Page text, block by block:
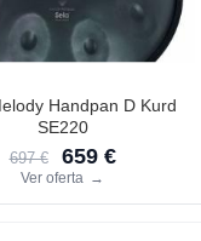
Handpan D Kurd
SE220
697 € 659 €
Ver oferta →